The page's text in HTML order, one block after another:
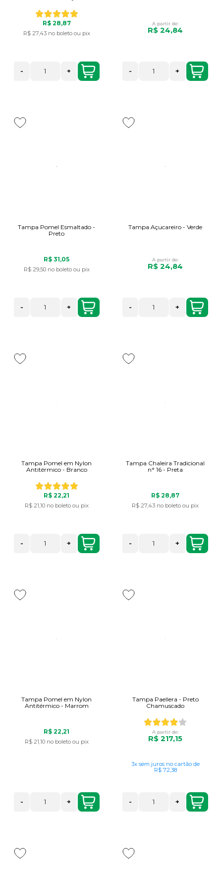
R$ 28,87
R$ 27,43 no boleto ou pix
- +
A partir de:
R$ 24,84
- +
Tampa Pomel Esmaltado -
Preto
R$ 31,05
R$ 29,50 no boleto ou pix
- +
Tampa Açucareiro - Verde
A partir de:
R$ 24,84
- +
Tampa Pomel em Nylon
Antitérmico - Branco
R$ 22,21
R$ 21,10 no boleto ou pix
- +
Tampa Chaleira Tradicional
n° 16 - Preta
R$ 28,87
R$ 27,43 no boleto ou pix
- +
Tampa Pomel em Nylon
Antitérmico - Marrom
R$ 22,21
R$ 21,10 no boleto ou pix
- +
Tampa Paellera - Preto
Chamuscado
A partir de:
R$ 217,15
3x sem juros no cartãode
R$ 72,38
- +